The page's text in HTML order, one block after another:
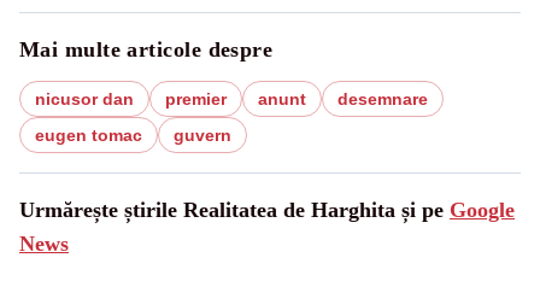
Mai multe articole despre
nicusor dan premier anunt
desemnare
eugen tomac
guvern
Urmărește știrile Realitatea de Harghita și pe Google
News